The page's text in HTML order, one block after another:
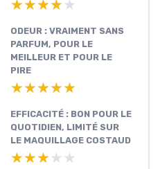
★★★★★
★★★★★
ODEUR : VRAIMENT SANS
PARFUM, POUR LE
MEILLEUR ET POUR LE
PIRE
★★★★★
★★★★★
EFFICACITÉ : BON POUR LE
QUOTIDIEN, LIMITÉ SUR
LE MAQUILLAGE COSTAUD
★★★★★
★★★★★